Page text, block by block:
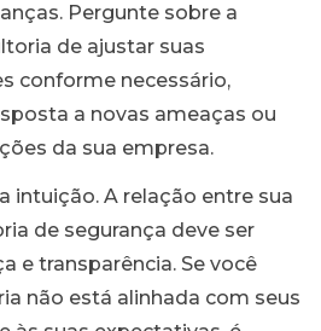
Pergunte sobre a
de ajustar suas
conforme necessário,
a novas ameaças ou
da sua empresa.
intuição. A relação entre sua
de segurança deve ser
e transparência. Se você
não está alinhada com seus